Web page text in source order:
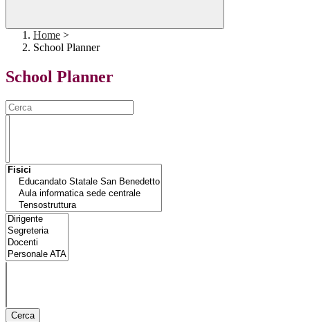
Home >
School Planner
School Planner
Cerca